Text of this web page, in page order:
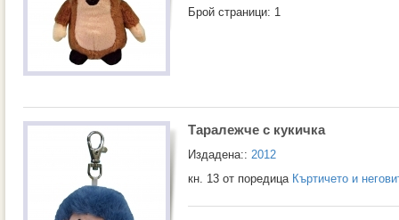
Брой страници: 1
Таралежче с кукичка
Издадена:: 2012
кн. 13 от поредица Къртичето и